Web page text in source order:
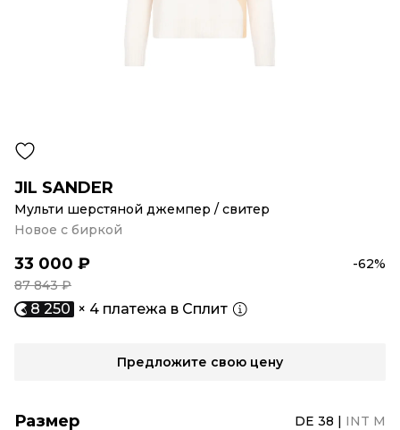
JIL SANDER
Мульти шерстяной джемпер / свитер
Новое с биркой
33 000 ₽
-62%
87 843 ₽
8 250 × 4 платежа в Сплит
Предложите свою цену
Размер DE 38 | INT M